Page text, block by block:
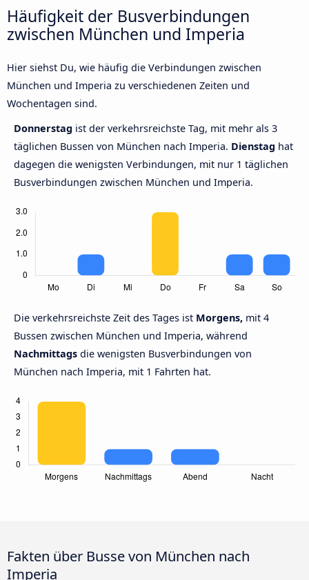
Häufigkeit der Busverbindungen
zwischen München und Imperia
Hier siehst Du, wie häufig die Verbindungen zwischen
München und Imperia zu verschiedenen Zeiten und
Wochentagen sind.
Donnerstag ist der verkehrsreichste Tag, mit mehr als 3
täglichen Bussen von München nach Imperia. Dienstag hat
dagegen die wenigsten Verbindungen, mit nur 1 täglichen
Busverbindungen zwischen München und Imperia.
Die verkehrsreichste Zeit des Tages ist Morgens, mit 4
Bussen zwischen München und Imperia, während
Nachmittags die wenigsten Busverbindungen von
München nach Imperia, mit 1 Fahrten hat.
Fakten über Busse von München nach
Imperia